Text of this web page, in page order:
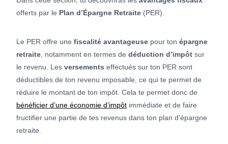
offerts par le Plan d’Épargne Retraite (PER).
Le PER offre une fiscalité avantageuse pour ton épargne
retraite , notamment en termes de déduction d’impôt sur
le revenu. Les versements effectués sur ton PER sont
déductibles de ton revenu imposable, ce qui te permet de
réduire le montant de ton impôt. Cela te permet donc de
bénéficier d’une économie d’impôt immédiate et de faire
fructifier une partie de tes revenus dans ton plan d’épargne
retraite.